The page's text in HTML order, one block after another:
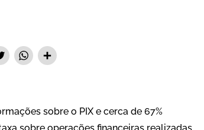
Twitter
WhatsApp
sobre o PIX e cerca de 67%